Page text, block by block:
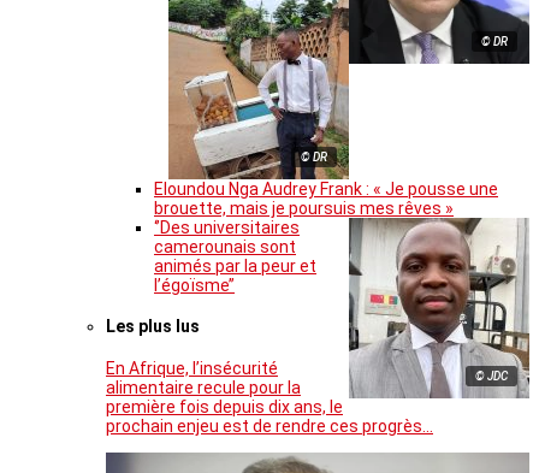
© DR
© DR
Eloundou Nga Audrey Frank : « Je pousse une
brouette, mais je poursuis mes rêves »
© JDC
‘’Des universitaires
camerounais sont
animés par la peur et
l’égoïsme’’
Les plus lus
En Afrique, l’insécurité
alimentaire recule pour la
première fois depuis dix ans, le
prochain enjeu est de rendre ces progrès…